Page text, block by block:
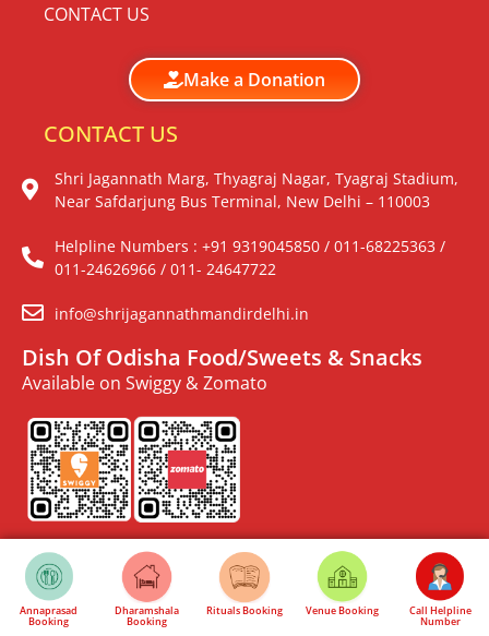
CONTACT US
Make a Donation
CONTACT US
Shri Jagannath Marg, Thyagraj Nagar, Tyagraj Stadium,
Near Safdarjung Bus Terminal, New Delhi – 110003
Helpline Numbers : +91 9319045850 / 011-68225363 /
011-24626966 / 011- 24647722
info@shrijagannathmandirdelhi.in
Dish Of Odisha Food/Sweets & Snacks
Available on Swiggy & Zomato
Annaprasad
Booking
Dharamshala
Booking
Rituals Booking Venue Booking Call Helpline
Number